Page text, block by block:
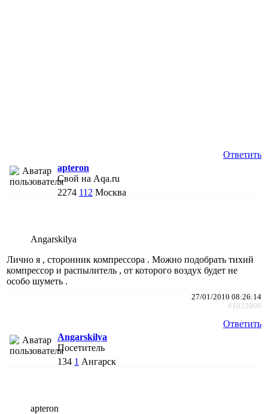
Ответить
apteron
Свой на Aqa.ru
2274 112 Москва
Angarskilya
Лично я , сторонник компрессора . Можно подобрать тихий
компрессор и распылитель , от которого воздух будет не
особо шуметь .
27/01/2010 08:26:14
#1032000
Ответить
Angarskilya
Посетитель
134 1 Ангарск
apteron